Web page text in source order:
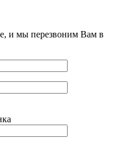
и мы перезвоним Вам в